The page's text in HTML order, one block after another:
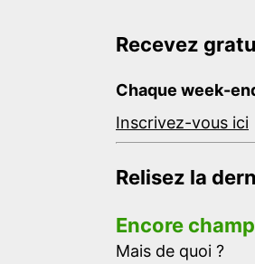
Recevez
Chaque week-
Inscrivez-vous ici
Relisez la
Encore
Mais de quoi ?